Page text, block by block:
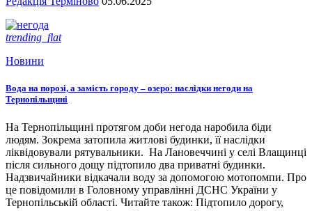
trending_flat
Новини
Вода на порозі, а замість городу – озеро: наслідки негоди на
Тернопільщині
На Тернопільщині протягом доби негода наробила біди
людям. Зокрема затопила житлові будинки, її наслідки
ліквідовували рятувальники. На Лановеччині у селі Влащинці
після сильного дощу підтопило два приватні будинки.
Надзвичайники відкачали воду за допомогою мотопомпи. Про
це повідомили в Головному управлінні ДСНС України у
Тернопільській області. Читайте також: Підтопило дорогу,